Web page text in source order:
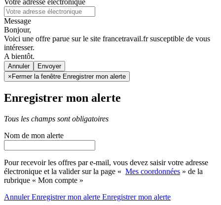
Votre adresse électronique
Message
Bonjour,
Voici une offre parue sur le site francetravail.fr susceptible de vous
intéresser.
A bientôt.
Annuler
× Fermer la fenêtre Enregistrer mon alerte
Enregistrer mon alerte
Tous les champs sont obligatoires
Nom de mon alerte
Pour recevoir les offres par e-mail, vous devez saisir votre adresse
électronique et la valider sur la page « Mes coordonnées » de la
rubrique « Mon compte »
AnnulerEnregistrer mon alerte Enregistrermon alerte